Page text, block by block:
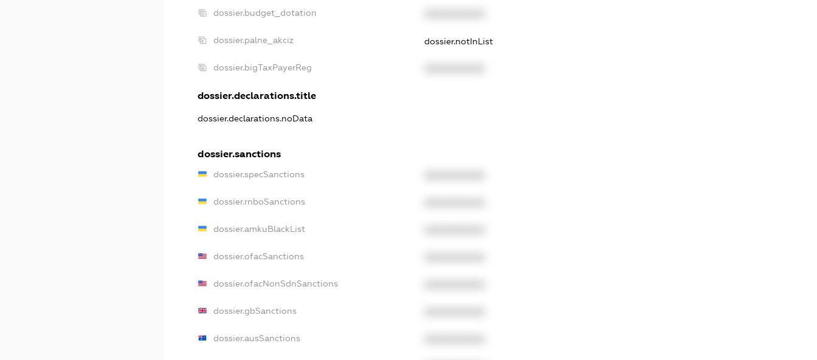
dossier.budget_dotation
dossier.palne_akciz dossier.notInList
dossier.bigTaxPayerReg
dossier.declarations.title
dossier.declarations.noData
dossier.sanctions
dossier.specSanctions
dossier.rnboSanctions
dossier.amkuBlackList
dossier.ofacSanctions
dossier.ofacNonSdnSanctions
dossier.gbSanctions
dossier.ausSanctions